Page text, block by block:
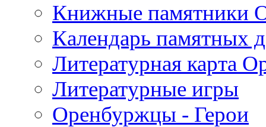
Книжные памятники
Календарь памятных
Литературная карта
Литературные игры
Оренбуржцы - Герои